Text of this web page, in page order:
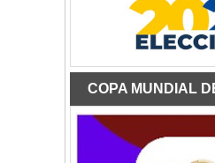
COPA MUNDIAL